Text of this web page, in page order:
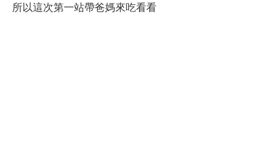
所以這次第一站帶爸媽來吃看看